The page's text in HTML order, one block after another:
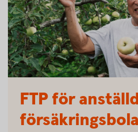
FTP för